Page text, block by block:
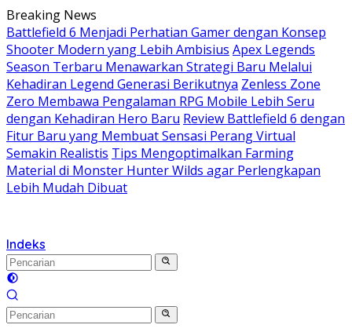
Langsung
ke
konten
Breaking News
Battlefield 6 Menjadi Perhatian Gamer dengan Konsep
Shooter Modern yang Lebih Ambisius Apex Legends
Season Terbaru Menawarkan Strategi Baru Melalui
Kehadiran Legend Generasi Berikutnya Zenless Zone
Zero Membawa Pengalaman RPG Mobile Lebih Seru
dengan Kehadiran Hero Baru Review Battlefield 6 dengan
Fitur Baru yang Membuat Sensasi Perang Virtual
Semakin Realistis Tips Mengoptimalkan Farming
Material di Monster Hunter Wilds agar Perlengkapan
Lebih Mudah Dibuat
Indeks